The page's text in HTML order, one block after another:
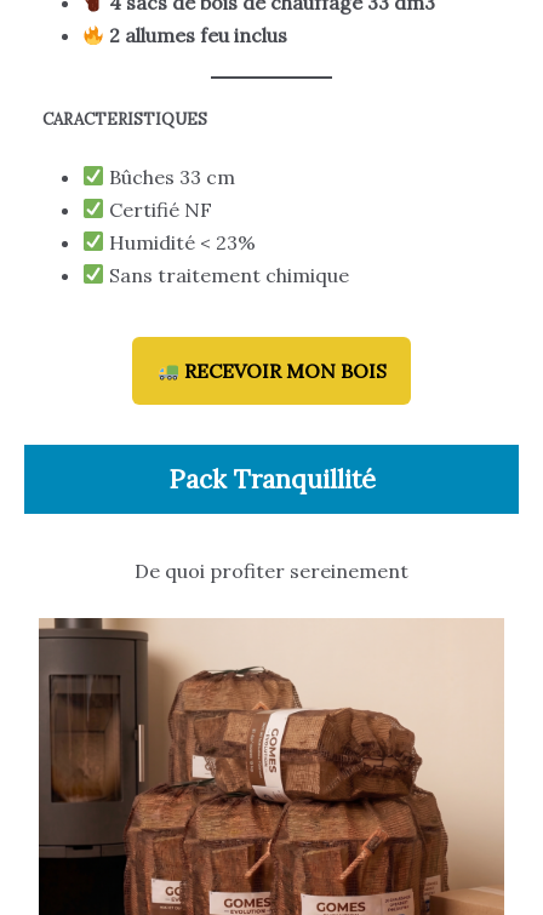
2 allumes feu inclus
CARACTERISTIQUES
Bûches 33 cm
Certifié NF
Humidité < 23%
Sans traitement chimique
RECEVOIR MON BOIS
Pack Tranquillité
De quoi profiter sereinement